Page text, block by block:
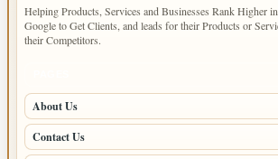
Helping Products, Services and Businesses Rank Higher
Google to Get Clients, and leads for their Products or
their Competitors.
About Us
Contact Us